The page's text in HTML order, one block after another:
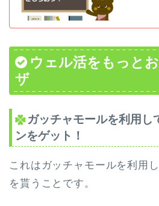
ウェル活をもっと
ザ
ガッチャモールを利用し
ンをゲット！
これはガッチャモールを利用
を貰うことです。